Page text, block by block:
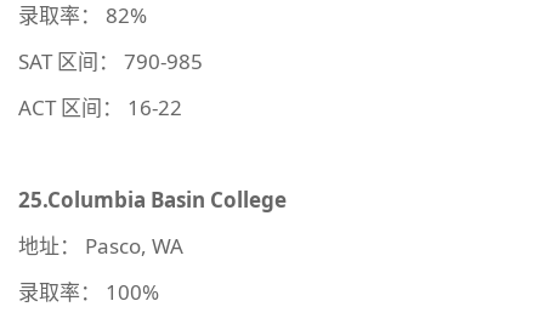
录取率： 82%
SAT 区间： 790-985
ACT 区间： 16-22
25.Columbia Basin College
地址： Pasco, WA
录取率： 100%